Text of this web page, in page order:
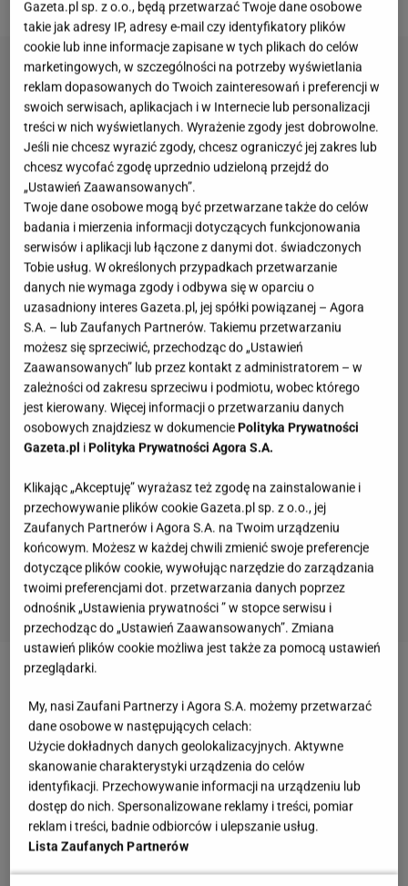
Gazeta.pl sp. z o.o., będą przetwarzać Twoje dane osobowe
takie jak adresy IP, adresy e-mail czy identyfikatory plików
cookie lub inne informacje zapisane w tych plikach do celów
marketingowych, w szczególności na potrzeby wyświetlania
reklam dopasowanych do Twoich zainteresowań i preferencji w
swoich serwisach, aplikacjach i w Internecie lub personalizacji
treści w nich wyświetlanych. Wyrażenie zgody jest dobrowolne.
Jeśli nie chcesz wyrazić zgody, chcesz ograniczyć jej zakres lub
chcesz wycofać zgodę uprzednio udzieloną przejdź do
„Ustawień Zaawansowanych”.
Twoje dane osobowe mogą być przetwarzane także do celów
badania i mierzenia informacji dotyczących funkcjonowania
serwisów i aplikacji lub łączone z danymi dot. świadczonych
Tobie usług. W określonych przypadkach przetwarzanie
danych nie wymaga zgody i odbywa się w oparciu o
uzasadniony interes Gazeta.pl, jej spółki powiązanej – Agora
S.A. – lub Zaufanych Partnerów. Takiemu przetwarzaniu
możesz się sprzeciwić, przechodząc do „Ustawień
Zaawansowanych” lub przez kontakt z administratorem – w
zależności od zakresu sprzeciwu i podmiotu, wobec którego
jest kierowany. Więcej informacji o przetwarzaniu danych
osobowych znajdziesz w dokumencie Polityka Prywatności
Gazeta.pl i Polityka Prywatności Agora S.A.
Klikając „Akceptuję” wyrażasz też zgodę na zainstalowanie i
przechowywanie plików cookie Gazeta.pl sp. z o.o., jej
Zaufanych Partnerów i Agora S.A. na Twoim urządzeniu
końcowym. Możesz w każdej chwili zmienić swoje preferencje
dotyczące plików cookie, wywołując narzędzie do zarządzania
twoimi preferencjami dot. przetwarzania danych poprzez
odnośnik „Ustawienia prywatności ” w stopce serwisu i
przechodząc do „Ustawień Zaawansowanych”. Zmiana
ustawień plików cookie możliwa jest także za pomocą ustawień
przeglądarki.
My, nasi Zaufani Partnerzy i Agora S.A. możemy przetwarzać
dane osobowe w następujących celach:
Użycie dokładnych danych geolokalizacyjnych. Aktywne
skanowanie charakterystyki urządzenia do celów
identyfikacji. Przechowywanie informacji na urządzeniu lub
dostęp do nich. Spersonalizowane reklamy i treści, pomiar
reklam i treści, badnie odbiorców i ulepszanie usług.
Lista Zaufanych Partnerów